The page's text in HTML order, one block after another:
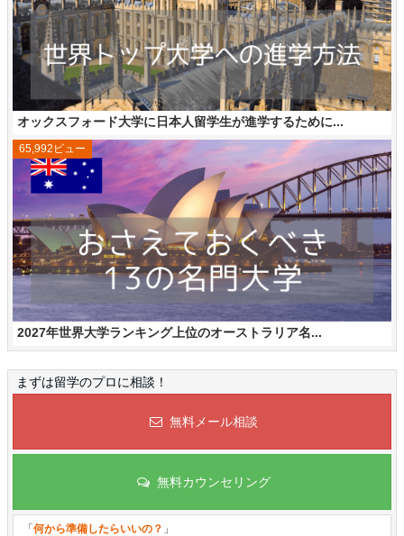
オックスフォード大学に日本人留学生が進学するために...
2027年世界大学ランキング上位のオーストラリア名...
65,992ビュー
まずは留学のプロに相談！
無料メール相談
無料カウンセリング
「 何から準備したらいいの？ 」